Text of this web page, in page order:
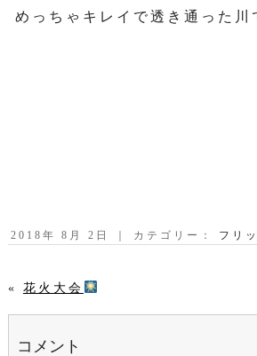
めっちゃキレイで透き通った川
2018年 8月 2日 ｜ カテゴリー： フリ
« 花火大会
コメント